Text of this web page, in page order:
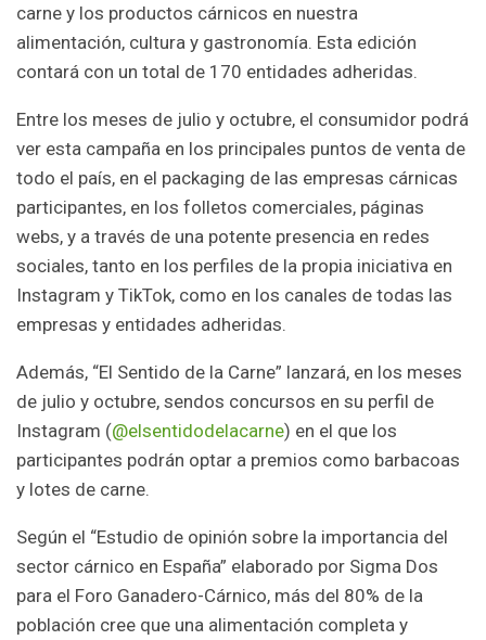
carne y los productos cárnicos en nuestra
alimentación, cultura y gastronomía. Esta edición
contará con un total de 170 entidades adheridas.
Entre los meses de julio y octubre, el consumidor podrá
ver esta campaña en los principales puntos de venta de
todo el país, en el packaging de las empresas cárnicas
participantes, en los folletos comerciales, páginas
webs, y a través de una potente presencia en redes
sociales, tanto en los perfiles de la propia iniciativa en
Instagram y TikTok, como en los canales de todas las
empresas y entidades adheridas.
Además, “El Sentido de la Carne” lanzará, en los meses
de julio y octubre, sendos concursos en su perfil de
Instagram (@elsentidodelacarne) en el que los
participantes podrán optar a premios como barbacoas
y lotes de carne.
Según el “Estudio de opinión sobre la importancia del
sector cárnico en España” elaborado por Sigma Dos
para el Foro Ganadero-Cárnico, más del 80% de la
población cree que una alimentación completa y